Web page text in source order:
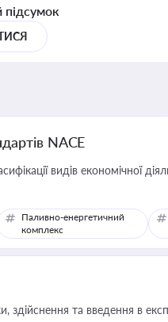
NACE
видів економічної
Паливно-енергетичний
комплекс
та введення в